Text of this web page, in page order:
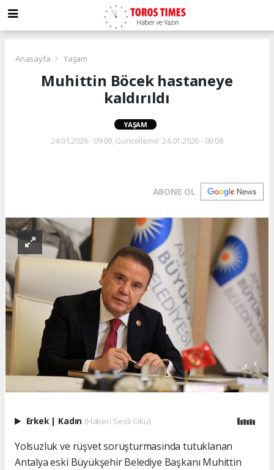
Anasayfa Yaşam
Muhittin Böcek hastaneye
kaldırıldı
YAŞAM
24.01.2026 - 09:08, Güncelleme: 24.01.2026 - 09:08
ABONE OL
Erkek | Kadın (Haberi Sesli Oku)
Yolsuzluk ve rüşvet soruşturmasında tutuklanan
Antalya eski Büyükşehir Belediye Başkanı Muhittin